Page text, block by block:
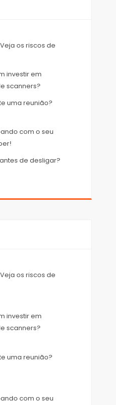
os riscos de
investir em
scanners?
uma reunião?
com o seu
de desligar?
os riscos de
investir em
scanners?
uma reunião?
com o seu